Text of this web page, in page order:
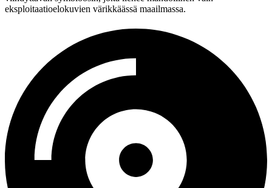
eksploitaatioelokuvien värikkäässä maailmassa.